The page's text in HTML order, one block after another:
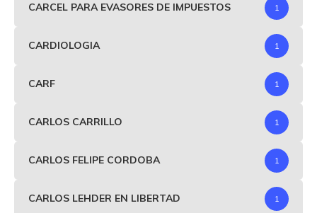
CARCEL PARA EVASORES DE IMPUESTOS 1
CARDIOLOGIA 1
CARF 1
CARLOS CARRILLO 1
CARLOS FELIPE CORDOBA 1
CARLOS LEHDER EN LIBERTAD 1